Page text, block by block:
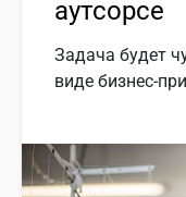
аутсорсе
Задача будет
виде бизнес-